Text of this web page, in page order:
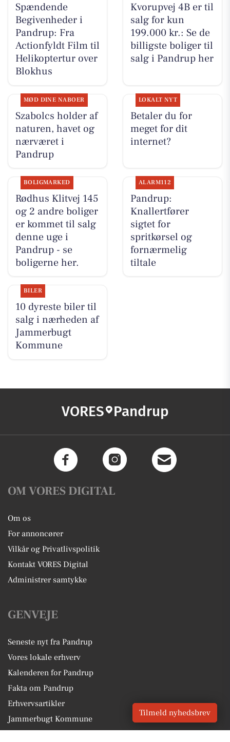
Spændende
Begivenheder i
Pandrup: Fra
Actionfyldt Film til
Helikoptertur over
Blokhus
Kvorupvej 4B er til
salg for kun
199.000 kr.: Se de
billigste boliger til
salg i Pandrup her
MØD DINE NABOER
Szabolcs holder af
naturen, havet og
nærværet i
Pandrup
LOKALT NYT
Betaler du for
meget for dit
internet?
BOLIGMARKED
Rødhus Klitvej 145
og 2 andre boliger
er kommet til salg
denne uge i
Pandrup - se
boligerne her.
ALARM112
Pandrup:
Knallertfører
sigtet for
spritkørsel og
fornærmelig
tiltale
BILER
10 dyreste biler til
salg i nærheden af
Jammerbugt
Kommune
VORES Pandrup
OM VORES DIGITAL
Om os
For annoncører
Vilkår og Privatlivspolitik
Kontakt VORES Digital
Administrer samtykke
GENVEJE
Seneste nyt fra Pandrup
Vores lokale erhverv
Kalenderen for Pandrup
Fakta om Pandrup
Erhvervsartikler
Jammerbugt Kommune
Tilmeld nyhedsbrev